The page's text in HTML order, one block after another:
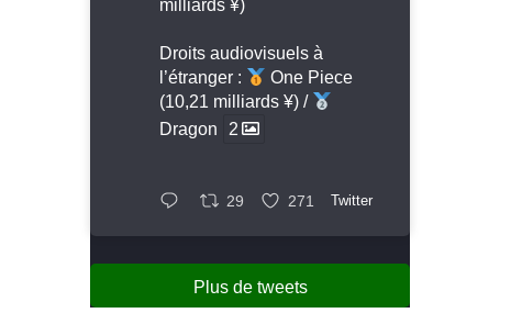
milliards ¥)
Droits audiovisuels à
l’étranger :
One Piece
(10,21 milliards ¥) /
Dragon
2
29 271 Twitter
Plus de tweets